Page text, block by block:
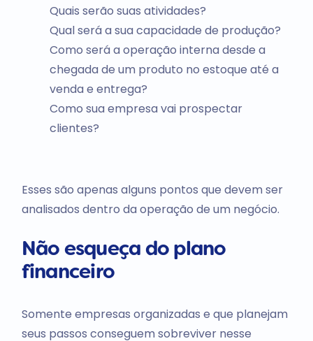
Quais serão suas atividades?
Qual será a sua capacidade de produção?
Como será a operação interna desde a
chegada de um produto no estoque até a
venda e entrega?
Como sua empresa vai prospectar
clientes?
Esses são apenas alguns pontos que devem ser
analisados dentro da operação de um negócio.
Não esqueça do plano
financeiro
Somente empresas organizadas e que planejam
seus passos conseguem sobreviver nesse